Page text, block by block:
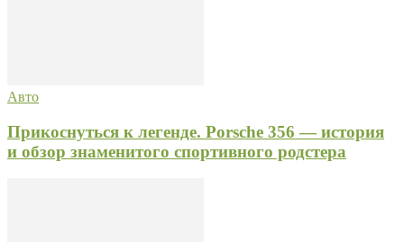
Авто
Прикоснуться к легенде. Porsche 356 — история
и обзор знаменитого спортивного родстера